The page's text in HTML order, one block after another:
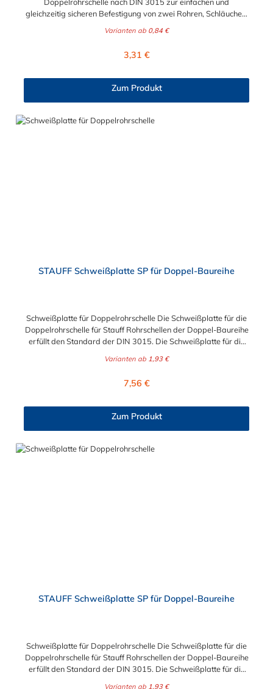
gleichzeitig sicheren Befestigung von zwei Rohren, Schläuchen,
Doppelrohrschelle kann zwischen 6 mm und 43 mm in
STAUFF Doppelrohrschelle ist glatt. Passende Schrauben für
50 5D M8 x 60
Varianten ab 0,84 €
Regulärer Preis:
3,31 €
Zum Produkt
STAUFF Schweißplatte SP für Doppel-Baureihe
Schweißplatte für Doppelrohrschelle Die Schweißplatte für die
Doppelrohrschelle für Stauff Rohrschellen der Doppel-Baureihe
erfüllt den Standard der DIN 3015. Die Schweißplatte für die
Stahl, Edelstahl V2A (1.4301) oder Edelstahl V4A (1.4571)
Varianten ab 1,93 €
Regulärer Preis:
7,56 €
Zum Produkt
STAUFF Schweißplatte SP für Doppel-Baureihe
Schweißplatte für Doppelrohrschelle Die Schweißplatte für die
Doppelrohrschelle für Stauff Rohrschellen der Doppel-Baureihe
erfüllt den Standard der DIN 3015. Die Schweißplatte für die
Varianten ab 1,93 €